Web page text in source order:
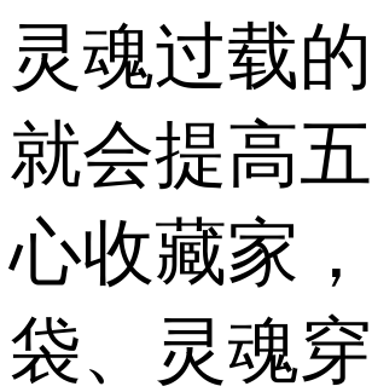
灵魂过载
就会提高
心收藏家
袋、灵魂